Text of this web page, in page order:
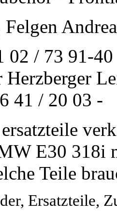
Felgen
02 / 73 91-
Herzberger
41 / 20 03 -
E30 318i
Teile
Ersatzteile,